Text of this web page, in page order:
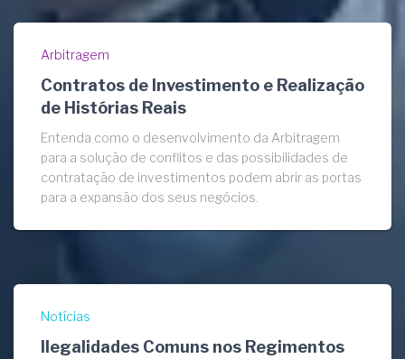
Arbitragem
Contratos de Investimento e Realização
de Histórias Reais
Entenda como o desenvolvimento da Arbitragem
para a solução de conflitos e das possibilidades de
contratação de investimentos podem abrir as portas
para a expansão dos seus negócios.
Notícias
Ilegalidades Comuns nos Regimentos